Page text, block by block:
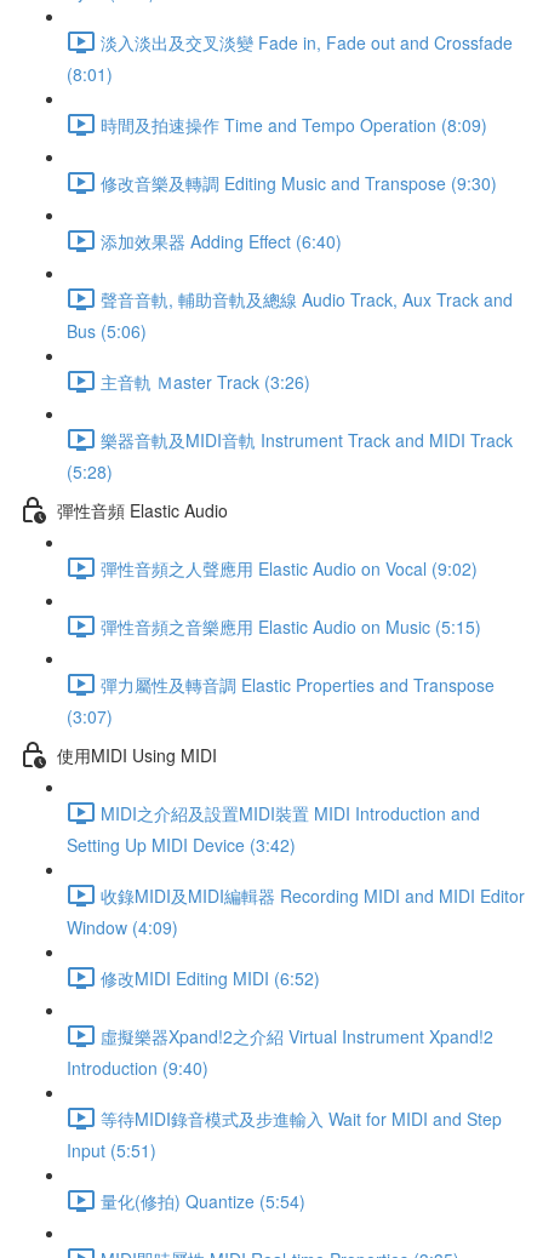
淡入淡出及交叉淡變 Fade in, Fade out and Crossfade
(8:01)
時間及拍速操作 Time and Tempo Operation (8:09)
修改音樂及轉調 Editing Music and Transpose (9:30)
添加效果器 Adding Effect (6:40)
聲音音軌, 輔助音軌及總線 Audio Track, Aux Track and
Bus (5:06)
主音軌 Ｍaster Track (3:26)
樂器音軌及MIDI音軌 Instrument Track and MIDI Track
(5:28)
彈性音頻 Elastic Audio
彈性音頻之人聲應用 Elastic Audio on Vocal (9:02)
彈性音頻之音樂應用 Elastic Audio on Music (5:15)
彈力屬性及轉音調 Elastic Properties and Transpose
(3:07)
使用MIDI Using MIDI
MIDI之介紹及設置MIDI裝置 MIDI Introduction and
Setting Up MIDI Device (3:42)
收錄MIDI及MIDI編輯器 Recording MIDI and MIDI Editor
Window (4:09)
修改MIDI Editing MIDI (6:52)
虛擬樂器Xpand!2之介紹 Virtual Instrument Xpand!2
Introduction (9:40)
等待MIDI錄音模式及步進輸入 Wait for MIDI and Step
Input (5:51)
量化(修拍) Quantize (5:54)